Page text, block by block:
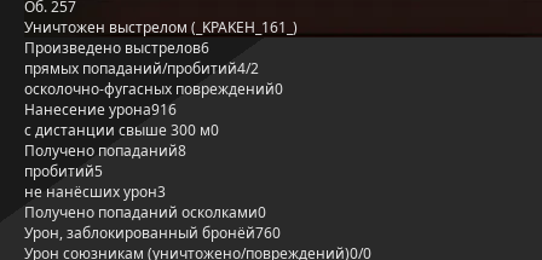
Об. 257
Уничтожен выстрелом (_KPAKEH_161_)
Произведено выстрелов6
прямых попаданий/пробитий4/2
осколочно-фугасных повреждений0
Нанесение урона916
с дистанции свыше 300 м0
Получено попаданий8
пробитий5
не нанёсших урон3
Получено попаданий осколками0
Урон, заблокированный бронёй760
Урон союзникам (уничтожено/повреждений)0/0